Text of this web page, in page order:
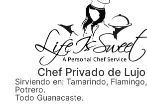
Chef Privado de Lujo
Sirviendo en: Tamarindo, Flamingo,
Potrero.
Todo Guanacaste.